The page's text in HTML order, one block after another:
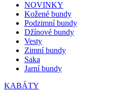
NOVINKY
Kožené bundy
Podzimní bundy
Džínové bundy
Vesty
Zimní bundy
Saka
Jarní bundy
KABÁTY